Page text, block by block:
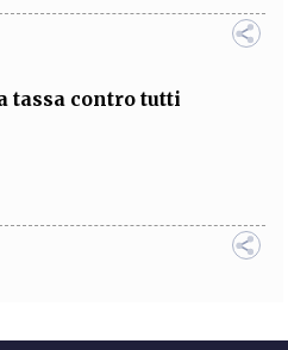
tassa contro tutti